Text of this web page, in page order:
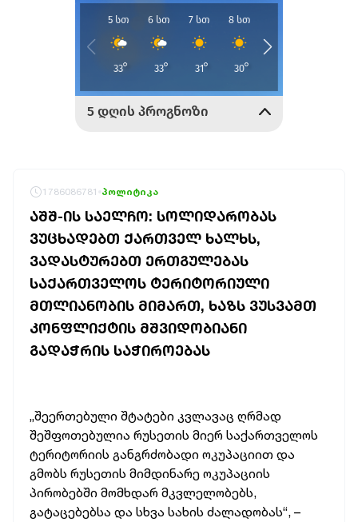
1786086781 პოლიტიკა
ᲐᲨᲨ-ᲘᲡ ᲡᲐᲔᲚᲩᲝ: ᲡᲝᲚᲘᲓᲐᲠᲝᲑᲐᲡ
ᲕᲣᲪᲮᲐᲓᲔᲑᲗ ᲥᲐᲠᲗᲕᲔᲚ ᲮᲐᲚᲮᲡ,
ᲕᲐᲓᲐᲡᲢᲣᲠᲔᲑᲗ ᲔᲠᲗᲒᲣᲚᲔᲑᲐᲡ
ᲡᲐᲥᲐᲠᲗᲕᲔᲚᲝᲡ ᲢᲔᲠᲘᲢᲝᲠᲘᲣᲚᲘ
ᲛᲗᲚᲘᲐᲜᲝᲑᲘᲡ ᲛᲘᲛᲐᲠᲗ, ᲮᲐᲖᲡ ᲕᲣᲡᲕᲐᲛᲗ
ᲙᲝᲜᲤᲚᲘᲥᲢᲘᲡ ᲛᲨᲕᲘᲓᲝᲑᲘᲐᲜᲘ
ᲒᲐᲓᲐᲭᲠᲘᲡ ᲡᲐᲭᲘᲠᲝᲔᲑᲐᲡ
„შეერთებული შტატები კვლავაც ღრმად
შეშფოთებულია რუსეთის მიერ საქართველოს
ტერიტორიის განგრძობადი ოკუპაციით და
გმობს რუსეთის მიმდინარე ოკუპაციის
პირობებში მომხდარ მკვლელობებს,
გატაცებებსა და სხვა სახის ძალადობას“, –